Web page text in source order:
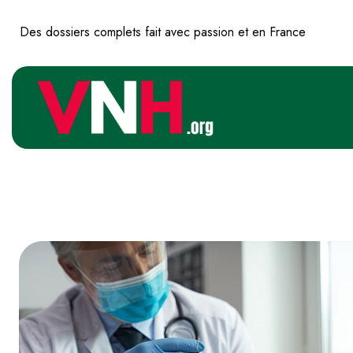
Des dossiers complets fait avec passion et en France